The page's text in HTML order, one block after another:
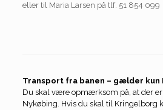
eller til Maria Larsen på tlf. 51 854 099
Transport fra banen – gælder kun
Du skal være opmærksom på, at der er
Nykøbing. Hvis du skal til Kringelborg